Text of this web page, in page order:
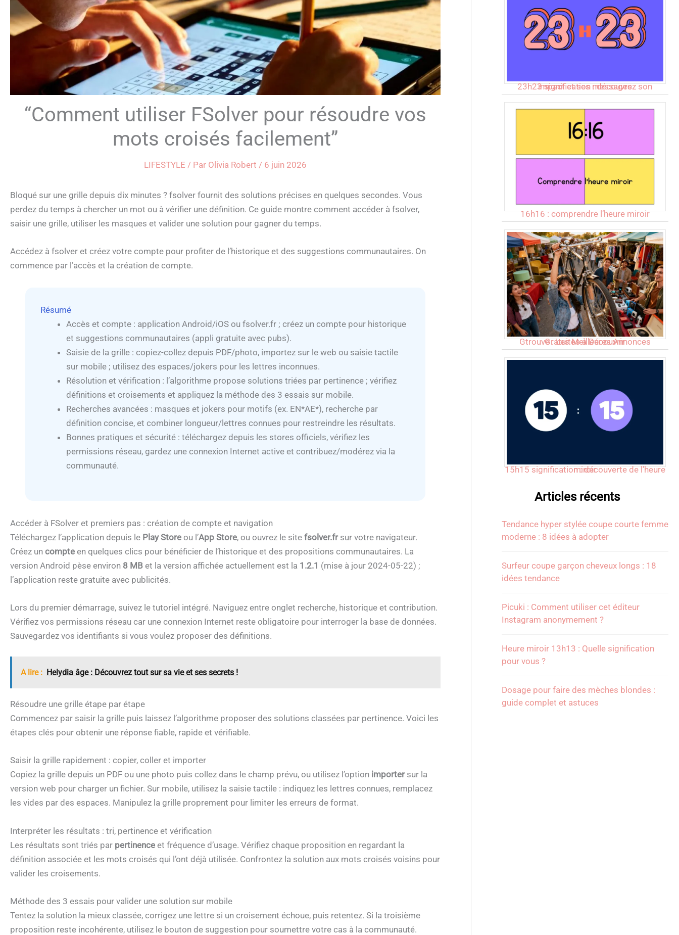
“Comment utiliser FSolver pour résoudre vos
mots croisés facilement”
LIFESTYLE / Par Olivia Robert / 6 juin 2026
Bloqué sur une grille depuis dix minutes ? fsolver fournit des solutions précises en quelques secondes. Vous
perdez du temps à chercher un mot ou à vérifier une définition. Ce guide montre comment accéder à fsolver,
saisir une grille, utiliser les masques et valider une solution pour gagner du temps.
Accédez à fsolver et créez votre compte pour profiter de l’historique et des suggestions communautaires. On
commence par l’accès et la création de compte.
Résumé
Accès et compte : application Android/iOS ou fsolver.fr ; créez un compte pour historique
et suggestions communautaires (appli gratuite avec pubs).
Saisie de la grille : copiez-collez depuis PDF/photo, importez sur le web ou saisie tactile
sur mobile ; utilisez des espaces/jokers pour les lettres inconnues.
Résolution et vérification : l’algorithme propose solutions triées par pertinence ; vérifiez
définitions et croisements et appliquez la méthode des 3 essais sur mobile.
Recherches avancées : masques et jokers pour motifs (ex. EN*AE*), recherche par
définition concise, et combiner longueur/lettres connues pour restreindre les résultats.
Bonnes pratiques et sécurité : téléchargez depuis les stores officiels, vérifiez les
permissions réseau, gardez une connexion Internet active et contribuez/modérez via la
communauté.
Accéder à FSolver et premiers pas : création de compte et navigation
Téléchargez l’application depuis le Play Store ou l’App Store, ou ouvrez le site fsolver.frsur votre navigateur.
Créez un compte en quelques clics pour bénéficier de l’historique et des propositions communautaires. La
version Android pèse environ 8 MB et la version affichée actuellement est la 1.2.1 (mise à jour 2024-05-22) ;
l’application reste gratuite avec publicités.
Lors du premier démarrage, suivez le tutoriel intégré. Naviguez entre onglet recherche, historique et contribution.
Vérifiez vos permissions réseau car une connexion Internet reste obligatoire pour interroger la base de données.
Sauvegardez vos identifiants si vous voulez proposer des définitions.
A lire : Helydia âge : Découvrez tout sur sa vie et ses secrets !
Résoudre une grille étape par étape
Commencez par saisir la grille puis laissez l’algorithme proposer des solutions classées par pertinence. Voici les
étapes clés pour obtenir une réponse fiable, rapide et vérifiable.
Saisir la grille rapidement : copier, coller et importer
Copiez la grille depuis un PDF ou une photo puis collez dans le champ prévu, ou utilisez l’option importersur la
version web pour charger un fichier. Sur mobile, utilisez la saisie tactile : indiquez les lettres connues, remplacez
les vides par des espaces. Manipulez la grille proprement pour limiter les erreurs de format.
Interpréter les résultats : tri, pertinence et vérification
Les résultats sont triés par pertinence et fréquence d’usage. Vérifiez chaque proposition en regardant la
définition associée et les mots croisés qui l’ont déjà utilisée. Confrontez la solution aux mots croisés voisins pour
valider les croisements.
Méthode des 3 essais pour valider une solution sur mobile
Tentez la solution la mieux classée, corrigez une lettre si un croisement échoue, puis retentez. Si la troisième
proposition reste incohérente, utilisez le bouton de suggestion pour soumettre votre cas à la communauté.
23h23 signification : découvrez son impact et ses messages
16h16 : comprendre l’heure miroir
Gtrouve : Les Meilleures Annonces Gratuites à Découvrir
15h15 signification : découverte de l’heure miroir
Articles récents
Tendance hyper stylée coupe courte femme
moderne : 8 idées à adopter
Surfeur coupe garçon cheveux longs : 18
idées tendance
Picuki : Comment utiliser cet éditeur
Instagram anonymement ?
Heure miroir 13h13 : Quelle signification
pour vous ?
Dosage pour faire des mèches blondes :
guide complet et astuces